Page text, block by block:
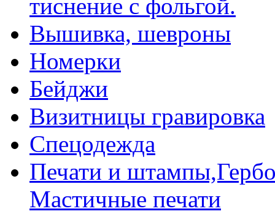
тиснение с фольгой.
Вышивка, шевроны
Номерки
Бейджи
Визитницы гравировка
Спецодежда
Печати и
Мастичные печати